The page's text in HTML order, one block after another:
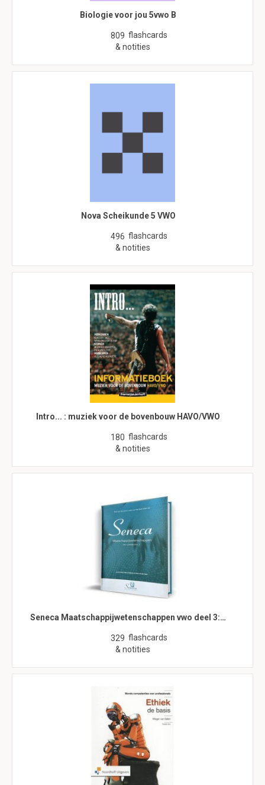
Biologie voor jou 5vwo B
809 flashcards
& notities
Nova Scheikunde 5 VWO
496 flashcards
& notities
Intro... : muziek voor de bovenbouw HAVO/VWO
180 flashcards
& notities
Seneca Maatschappijwetenschappen vwo deel 3:…
329 flashcards
& notities